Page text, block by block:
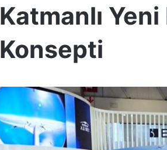
Katmanlı
Konsepti